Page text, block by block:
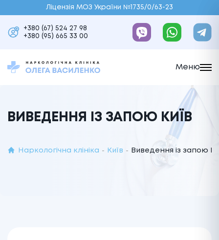
Ліцензія МОЗ України №1735/0/63-23
+380 (67) 524 27 98
+380 (95) 665 33 00
Меню
ВИВЕДЕННЯ ІЗ ЗАПОЮ КИЇВ
Наркологічна клініка - Київ - Виведення із запою